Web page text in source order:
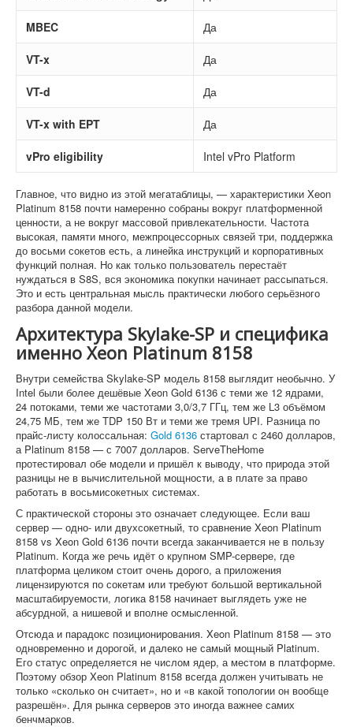
MBEC Да
VT-x Да
VT-d Да
VT-x with EPT Да
vPro eligibility Intel vPro Platform
Главное, что видно из этой мегатаблицы, — характеристики Xeon
Platinum 8158 почти намеренно собраны вокруг платформенной
ценности, а не вокруг массовой привлекательности. Частота
высокая, памяти много, межпроцессорных связей три, поддержка
до восьми сокетов есть, а линейка инструкций и корпоративных
функций полная. Но как только пользователь перестаёт
нуждаться в S8S, вся экономика покупки начинает рассыпаться.
Это и есть центральная мысль практически любого серьёзного
разбора данной модели.
Архитектура Skylake-SP и специфика
именно Xeon Platinum 8158
Внутри семейства Skylake-SP модель 8158 выглядит необычно. У
Intel были более дешёвые Xeon Gold 6136 с теми же 12 ядрами,
24 потоками, теми же частотами 3,0/3,7 ГГц, тем же L3 объёмом
24,75 МБ, тем же TDP 150 Вт и теми же тремя UPI. Разница по
прайс-листу колоссальная: Gold 6136 стартовал с 2460 долларов,
а Platinum 8158 — с 7007 долларов. ServeTheHome
протестировал обе модели и пришёл к выводу, что природа этой
разницы не в вычислительной мощности, а в плате за право
работать в восьмисокетных системах.
С практической стороны это означает следующее. Если ваш
сервер — одно- или двухсокетный, то сравнение Xeon Platinum
8158 vs Xeon Gold 6136 почти всегда заканчивается не в пользу
Platinum. Когда же речь идёт о крупном SMP-сервере, где
платформа целиком стоит очень дорого, а приложения
лицензируются по сокетам или требуют большой вертикальной
масштабируемости, логика 8158 начинает выглядеть уже не
абсурдной, а нишевой и вполне осмысленной.
Отсюда и парадокс позиционирования. Xeon Platinum 8158 — это
одновременно и дорогой, и далеко не самый мощный Platinum.
Его статус определяется не числом ядер, а местом в платформе.
Поэтому обзор Xeon Platinum 8158 всегда должен учитывать не
только «сколько он считает», но и «в какой топологии он вообще
разрешён». Для рынка серверов это иногда важнее самих
бенчмарков.